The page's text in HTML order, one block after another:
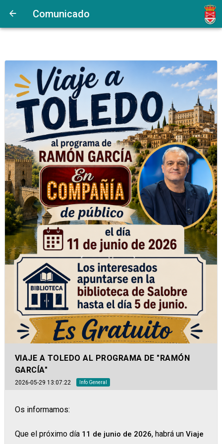
Comunicado
VIAJE A TOLEDO AL PROGRAMA DE "RAMÓN
GARCÍA"
2026-05-29 13:07:22 Info General
Os informamos:
Que el próximo día 11 de junio de 2026, habrá un Viaje